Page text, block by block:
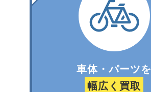
車体・パーツを
幅広く買取